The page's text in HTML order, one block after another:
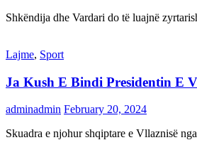
Shkëndija dhe Vardari do të luajnë
Lajme, Sport
Ja Kush E Bindi Presidentin E
adminadmin February 20, 2024
Skuadra e njohur shqiptare e Vllaznisë